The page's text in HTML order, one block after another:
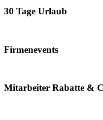
30 Tage Urlaub
Firmenevents
Mitarbeiter Rabatte &